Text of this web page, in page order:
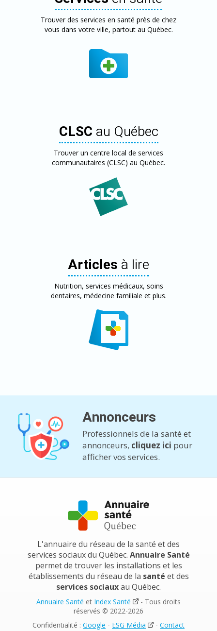
Trouver des services en santé près de chez
vous dans votre ville, partout au Québec.
CLSC au Québec
Trouver un centre local de services
communautaires (CLSC) au Québec.
Articles à lire
Nutrition, services médicaux, soins
dentaires, médecine familiale et plus.
Annonceurs
Professionnels de la santé et
annonceurs, cliquez ici pour
afficher vos services.
L'annuaire du réseau de la santé et des
services sociaux du Québec. Annuaire Santé
permet de trouver les installations et les
établissements du réseau de la santé et des
services sociauxau Québec.
Annuaire Santé et Index Santé
- Tous droits
réservés © 2022-2026
Confidentialité : Google - ESG Média - Contact